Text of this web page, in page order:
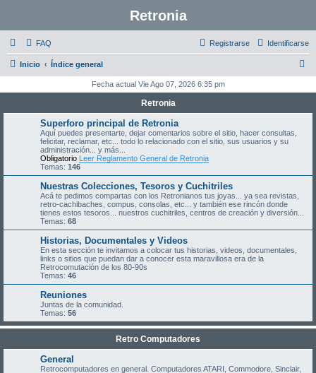
Retronia
FAQ Identificarse
Registrarse
Inicio Índice general
c
Fecha actual Vie Ago 07, 2026 6:35 pm
Retronia
Superforo principal de Retronia
Aquí puedes presentarte, dejar comentarios sobre el sitio, hacer consultas,
felicitar, reclamar, etc... todo lo relacionado con el sitio, sus usuarios y su
administración... y más...
Obligatorio Leer Reglamento General de Retronia
Temas: 146
Nuestras Colecciones, Tesoros y Cuchitriles
Acá te pedimos compartas con los Retronianos tus joyas... ya sea revistas,
retro-cachibaches, compus, consolas, etc... y también ese rincón donde
tienes estos tesoros... nuestros cuchitriles, centros de creación y diversión...
Temas: 68
Historias, Documentales y Videos
En esta sección te invitamos a colocar tus historias, videos, documentales,
links o sitios que puedan dar a conocer esta maravillosa era de la
Retrocomutación de los 80-90s
Temas: 46
Reuniones
Juntas de la comunidad.
Temas: 56
Retro Computadores
General
Retrocomputadores en general. Computadores ATARI, Commodore, Sinclair,